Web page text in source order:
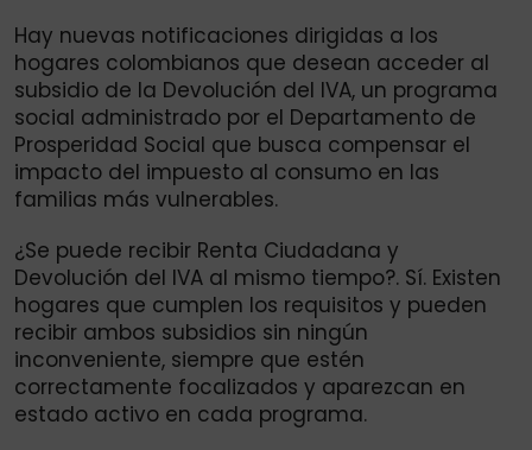
Hay nuevas notificaciones dirigidas a los
hogares colombianos que desean acceder al
subsidio de la Devolución del IVA, un programa
social administrado por el Departamento de
Prosperidad Social que busca compensar el
impacto del impuesto al consumo en las
familias más vulnerables.
¿Se puede recibir Renta Ciudadana y
Devolución del IVA al mismo tiempo?. Sí. Existen
hogares que cumplen los requisitos y pueden
recibir ambos subsidios sin ningún
inconveniente, siempre que estén
correctamente focalizados y aparezcan en
estado activo en cada programa.